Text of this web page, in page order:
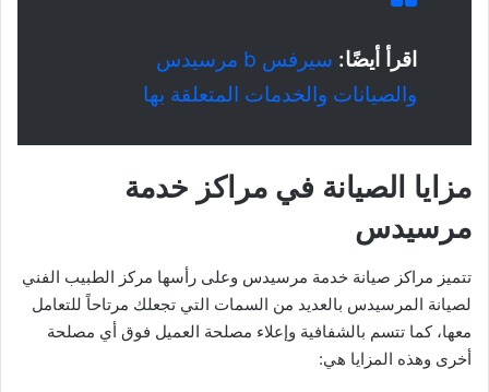
اقرأ أيضًا:
سيرفس b مرسيدس
والصيانات والخدمات المتعلقة بها
مزايا الصيانة في مراكز خدمة
مرسيدس
تتميز مراكز صيانة خدمة مرسيدس وعلى رأسها مركز الطبيب الفني
لصيانة المرسيدس بالعديد من السمات التي تجعلك مرتاحاً للتعامل
معها، كما تتسم بالشفافية وإعلاء مصلحة العميل فوق أي مصلحة
أخرى وهذه المزايا هي: